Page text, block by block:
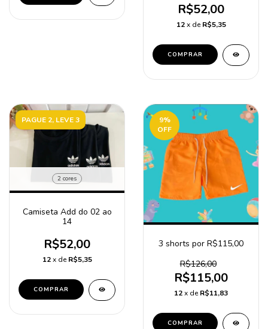
R$52,00
12 x deR$5,35
COMPRAR
PAGUE 2, LEVE 3
2 cores
Camiseta Add do 02 ao
14
R$52,00
12 x deR$5,35
COMPRAR
9%
OFF
3 shorts por R$115,00
R$126,00
R$115,00
12x deR$11,83
COMPRAR